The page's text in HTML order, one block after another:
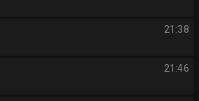
21:38
21:46